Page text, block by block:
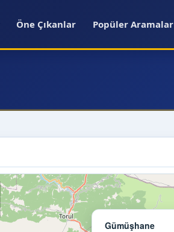
Öne Çıkanlar Popüler Aramalar
Gümüşhane